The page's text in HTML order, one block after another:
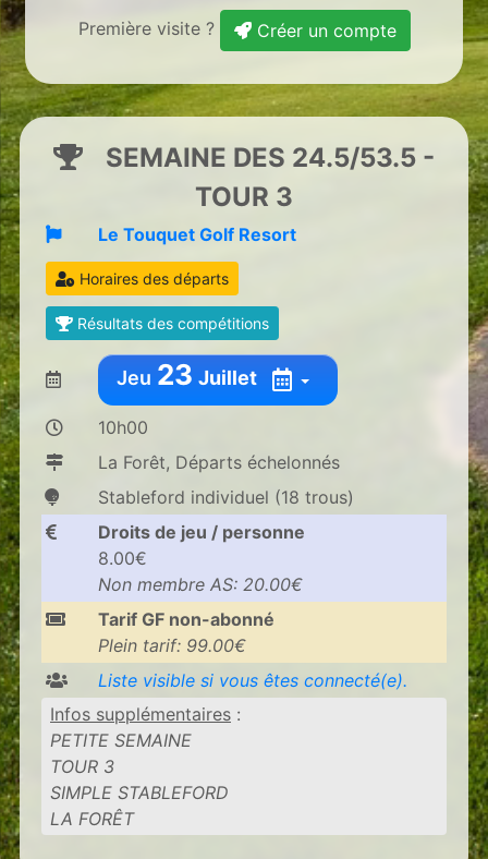
Première visite ? Créer un compte
SEMAINE DES 24.5/53.5 -
TOUR 3
Le Touquet Golf Resort
Horaires des départs
Résultats des compétitions
Jeu 23 Juillet
10h00
La Forêt, Départs échelonnés
Stableford individuel (18 trous)
Droits de jeu / personne
8.00€
Non membre AS: 20.00€
Tarif GF non-abonné
Plein tarif: 99.00€
Liste visible si vous êtes connecté(e).
Infos supplémentaires :
PETITE SEMAINE
TOUR 3
SIMPLE STABLEFORD
LA FORÊT